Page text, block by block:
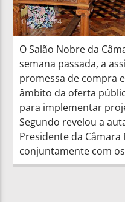
05/08/2024
O Salão Nobre da
semana passada, a
promessa de compra
âmbito da oferta
para implementar
Segundo revelou a
Presidente da
conjuntamente com